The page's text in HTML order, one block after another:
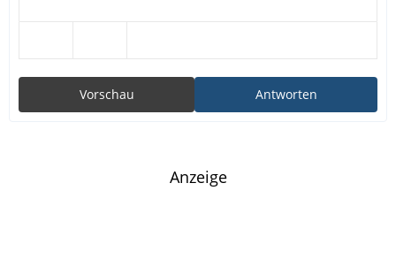
Antworten
Vorschau
Anzeige